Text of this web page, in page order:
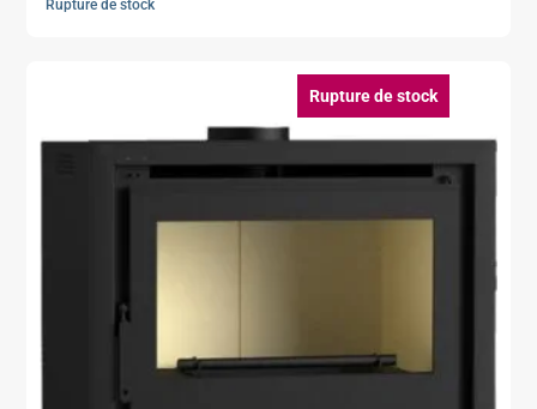
Rupture de stock
Rupture de stock